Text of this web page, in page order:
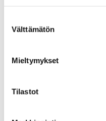
valinta
Välttämätön
Mieltymykset
Tilastot
liikenteen vero- ja
hintoihin tulee
tulee vaikuttamaan
liikenne- ja
Päivi Wood.